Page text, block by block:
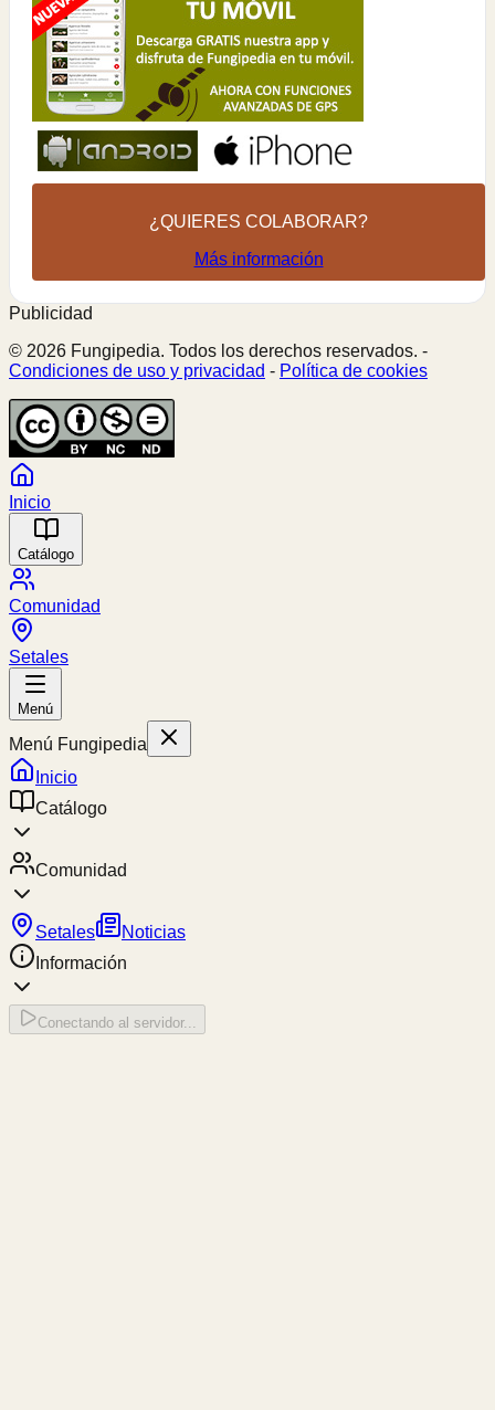
¿QUIERES COLABORAR?
Más información
Publicidad
© 2026 Fungipedia. Todos los derechos reservados. -
Condiciones de uso y privacidad - Política de cookies
Inicio
Catálogo
Comunidad
Setales
Menú
Menú Fungipedia
Inicio
Catálogo
Comunidad
Setales
Noticias
Información
Conectando al servidor...